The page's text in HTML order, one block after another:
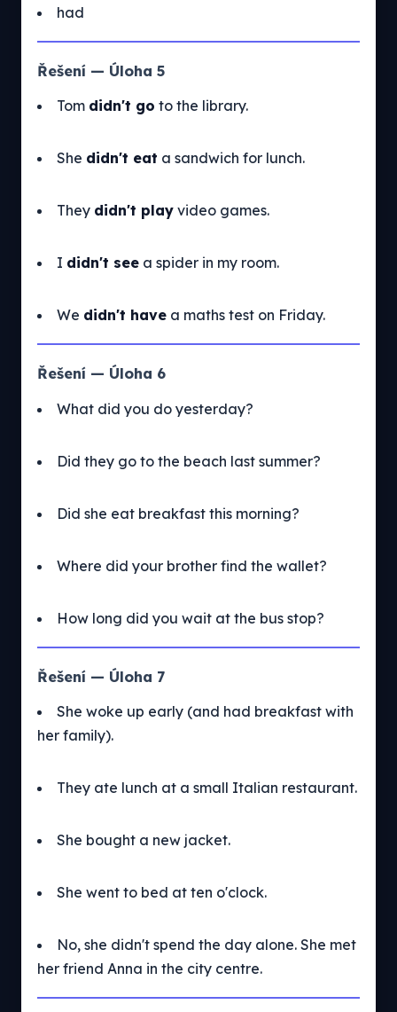
had
Řešení — Úloha 5
Tom didn't go to the library.
She didn't eat a sandwich for lunch.
They didn't play video games.
I didn't see a spider in my room.
We didn't have a maths test on Friday.
Řešení — Úloha 6
What did you do yesterday?
Did they go to the beach last summer?
Did she eat breakfast this morning?
Where did your brother find the wallet?
How long did you wait at the bus stop?
Řešení — Úloha 7
She woke up early (and had breakfast with
her family).
They ate lunch at a small Italian restaurant.
She bought a new jacket.
She went to bed at ten o'clock.
No, she didn't spend the day alone. She met
her friend Anna in the city centre.